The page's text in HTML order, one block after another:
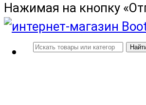
Нажимая на кнопку